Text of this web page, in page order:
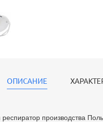
ОПИСАНИЕ
производства